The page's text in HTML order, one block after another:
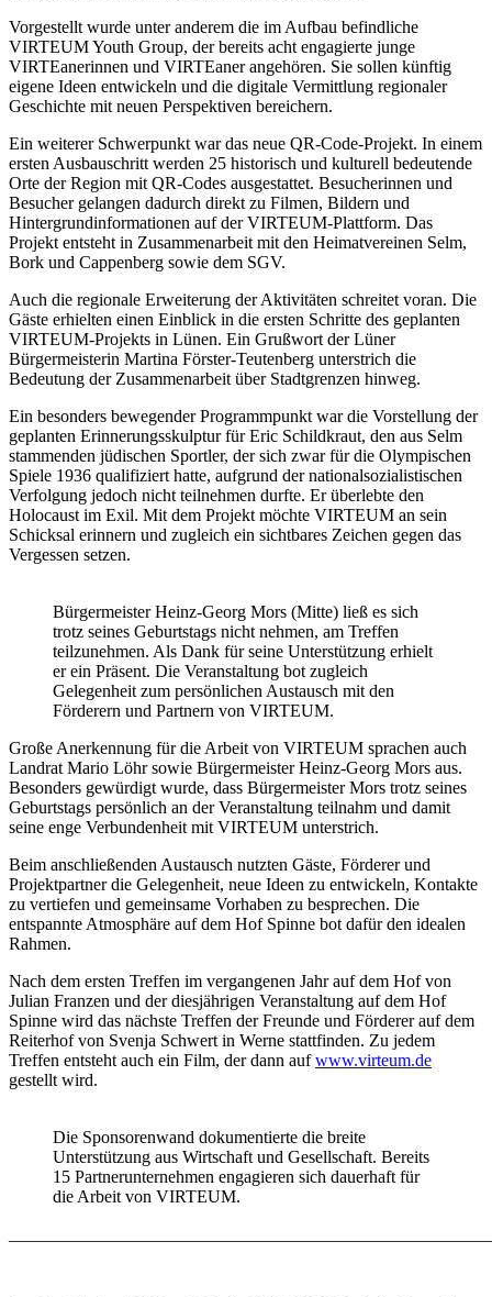
Vorgestellt wurde unter anderem die im Aufbau befindliche
VIRTEUM Youth Group, der bereits acht engagierte junge
VIRTEanerinnen und VIRTEaner angehören. Sie sollen künftig
eigene Ideen entwickeln und die digitale Vermittlung regionaler
Geschichte mit neuen Perspektiven bereichern.
Ein weiterer Schwerpunkt war das neue QR-Code-Projekt. In einem
ersten Ausbauschritt werden 25 historisch und kulturell bedeutende
Orte der Region mit QR-Codes ausgestattet. Besucherinnen und
Besucher gelangen dadurch direkt zu Filmen, Bildern und
Hintergrundinformationen auf der VIRTEUM-Plattform. Das
Projekt entsteht in Zusammenarbeit mit den Heimatvereinen Selm,
Bork und Cappenberg sowie dem SGV.
Auch die regionale Erweiterung der Aktivitäten schreitet voran. Die
Gäste erhielten einen Einblick in die ersten Schritte des geplanten
VIRTEUM-Projekts in Lünen. Ein Grußwort der Lüner
Bürgermeisterin Martina Förster-Teutenberg unterstrich die
Bedeutung der Zusammenarbeit über Stadtgrenzen hinweg.
Ein besonders bewegender Programmpunkt war die Vorstellung der
geplanten Erinnerungsskulptur für Eric Schildkraut, den aus Selm
stammenden jüdischen Sportler, der sich zwar für die Olympischen
Spiele 1936 qualifiziert hatte, aufgrund der nationalsozialistischen
Verfolgung jedoch nicht teilnehmen durfte. Er überlebte den
Holocaust im Exil. Mit dem Projekt möchte VIRTEUM an sein
Schicksal erinnern und zugleich ein sichtbares Zeichen gegen das
Vergessen setzen.
Bürgermeister Heinz-Georg Mors (Mitte) ließ es sich
trotz seines Geburtstags nicht nehmen, am Treffen
teilzunehmen. Als Dank für seine Unterstützung erhielt
er ein Präsent. Die Veranstaltung bot zugleich
Gelegenheit zum persönlichen Austausch mit den
Förderern und Partnern von VIRTEUM.
Große Anerkennung für die Arbeit von VIRTEUM sprachen auch
Landrat Mario Löhr sowie Bürgermeister Heinz-Georg Mors aus.
Besonders gewürdigt wurde, dass Bürgermeister Mors trotz seines
Geburtstags persönlich an der Veranstaltung teilnahm und damit
seine enge Verbundenheit mit VIRTEUM unterstrich.
Beim anschließenden Austausch nutzten Gäste, Förderer und
Projektpartner die Gelegenheit, neue Ideen zu entwickeln, Kontakte
zu vertiefen und gemeinsame Vorhaben zu besprechen. Die
entspannte Atmosphäre auf dem Hof Spinne bot dafür den idealen
Rahmen.
Nach dem ersten Treffen im vergangenen Jahr auf dem Hof von
Julian Franzen und der diesjährigen Veranstaltung auf dem Hof
Spinne wird das nächste Treffen der Freunde und Förderer auf dem
Reiterhof von Svenja Schwert in Werne stattfinden. Zu jedem
Treffen entsteht auch ein Film, der dann aufwww.virteum.de
gestellt wird.
Die Sponsorenwand dokumentierte die breite
Unterstützung aus Wirtschaft und Gesellschaft. Bereits
15 Partnerunternehmen engagieren sich dauerhaft für
die Arbeit von VIRTEUM.